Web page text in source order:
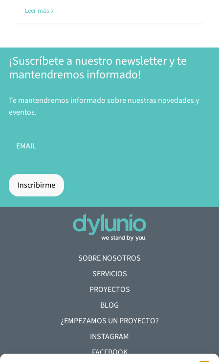
Leer más
¡Suscríbete a nuestro newsletter y te
mantendremos informado!
Te mantendremos informado sobre nuestras novedades y
eventos.
SOBRE NOSOTROS
SERVICIOS
PROYECTOS
BLOG
¿EMPEZAMOS UN PROYECTO?
INSTAGRAM
FACEBOOK